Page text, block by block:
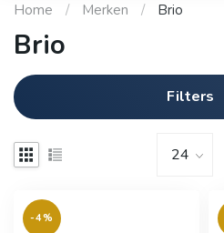
Home / Merken / Brio
Brio
Filters
-4%